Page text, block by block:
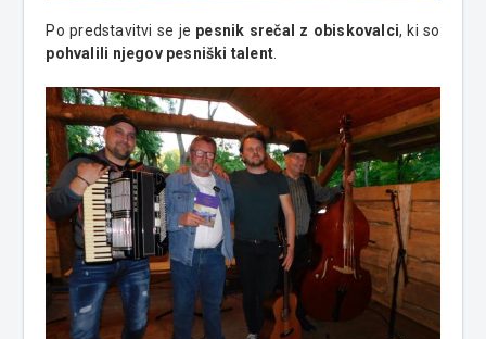
Po predstavitvi se je pesnik srečal z obiskovalci, ki so
pohvalili njegov pesniški talent